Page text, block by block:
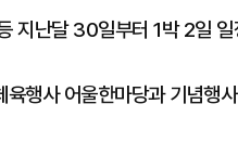
지난달 30일부터 1박 2일
행사 어울한마당과 기념행